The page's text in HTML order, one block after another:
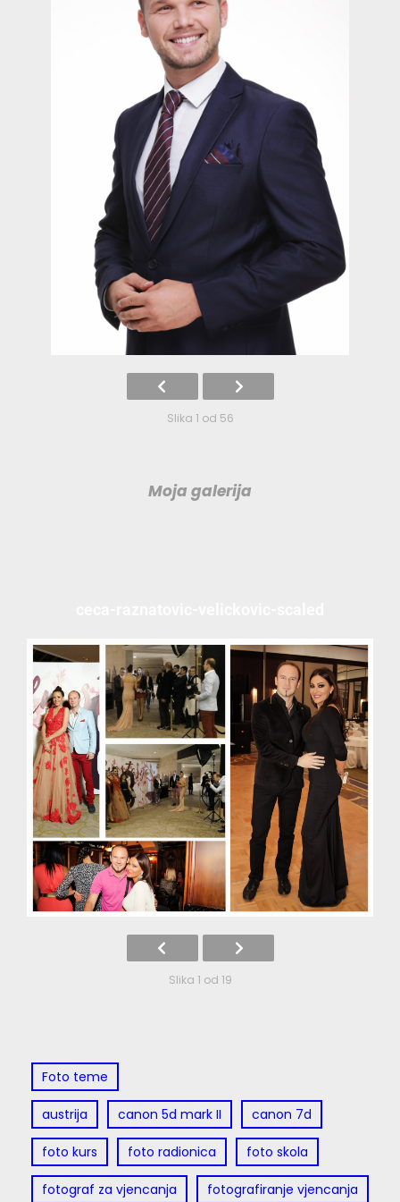
Slika 1 od 56
Moja galerija
Slika 1 od 19
Foto teme
austrija canon 5d mark II canon 7d
foto kurs foto radionica foto skola
fotograf za vjencanja fotografiranje vjencanja